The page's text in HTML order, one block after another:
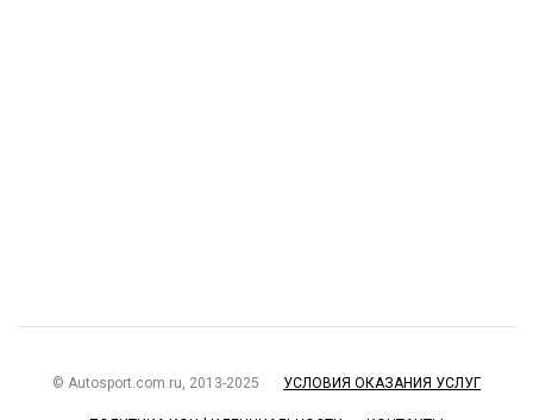
© Autosport.com.ru, 2013-2025 УСЛОВИЯ ОКАЗАНИЯ УСЛУГ